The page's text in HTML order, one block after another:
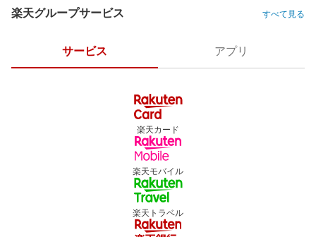
楽天グループサービス すべて見る
サービス アプリ
楽天カード
楽天モバイル
楽天トラベル